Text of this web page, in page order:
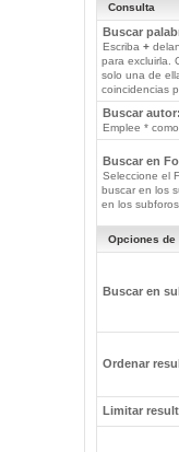
Consulta
Buscar
Escriba +
para excluirla.
solo una de
coincidencias
Buscar autor:
Emplee *
Buscar en
Seleccione el
buscar en los
en los
Opciones de
Buscar en
Ordenar
Limitar